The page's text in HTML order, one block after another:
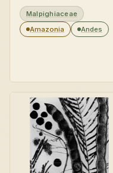
Malpighiaceae
Amazonia
Andes